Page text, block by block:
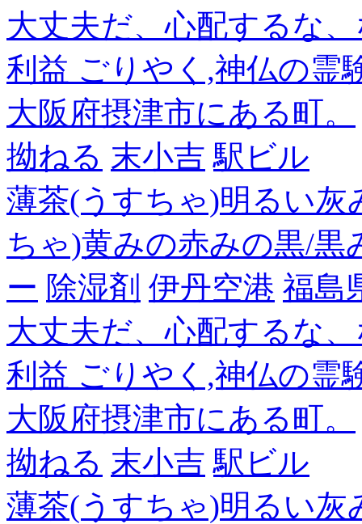
大丈夫だ、心配するな
利益 ごりやく,神仏の霊
大阪府摂津市にある町。
拗ねる 末小吉 駅ビル
薄茶(うすちゃ)明るい灰
ちゃ)黄みの赤みの黒/黒
ー 除湿剤 伊丹空港 福島
大丈夫だ、心配するな
利益 ごりやく,神仏の霊
大阪府摂津市にある町。
拗ねる 末小吉 駅ビル
薄茶(うすちゃ)明るい灰